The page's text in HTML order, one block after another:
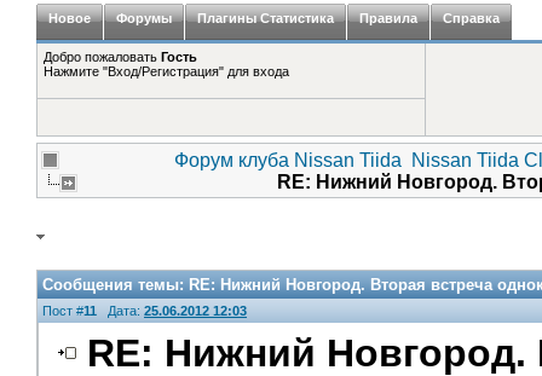
Новое Форумы Плагины Статистика Правила Справка
Добро пожаловать Гость
Нажмите "Вход/Регистрация" для входа
Форум клуба Nissan Tiida
Nissan Tiida
RE: Нижний Новгород.
Сообщения темы:RE: Нижний Новгород. Вторая встреча
Пост #11 Дата: 25.06.2012 12:03
RE: Нижний Новгород.